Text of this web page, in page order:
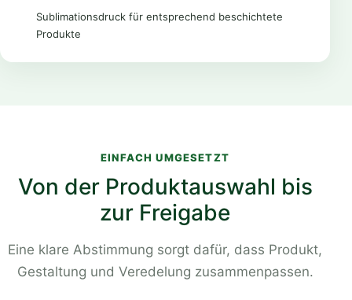
Sublimationsdruck für entsprechend beschichtete
Produkte
EINFACH UMGESETZT
Von der Produktauswahl bis
zur Freigabe
Eine klare Abstimmung sorgt dafür, dass Produkt,
Gestaltung und Veredelung zusammenpassen.